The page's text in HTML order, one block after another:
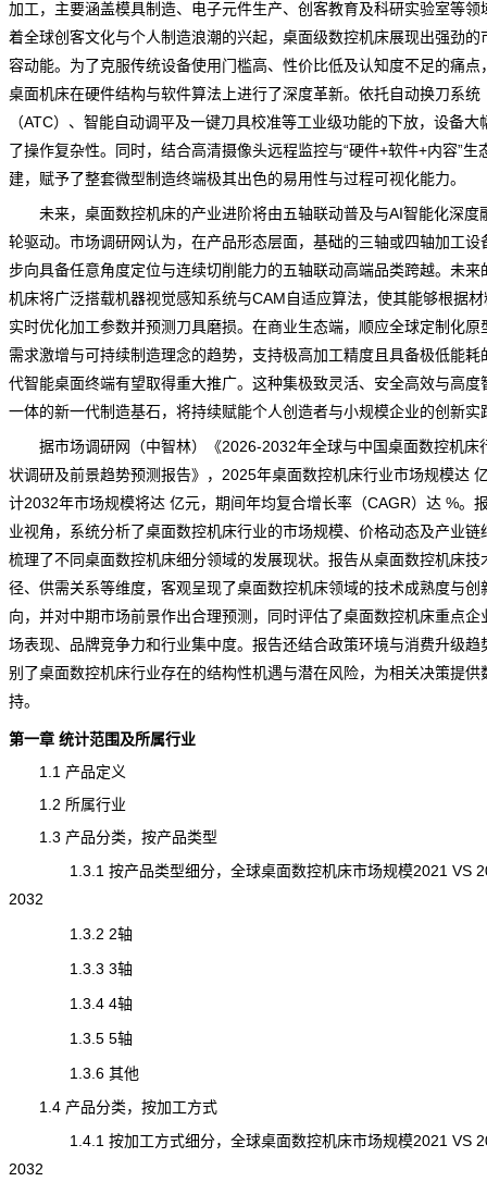
加工，主要涵盖模具制造、电子元件生产、创客教育及科研实验室等领
着全球创客文化与个人制造浪潮的兴起，桌面级数控机床展现出强劲的
容动能。为了克服传统设备使用门槛高、性价比低及认知度不足的痛点
桌面机床在硬件结构与软件算法上进行了深度革新。依托自动换刀系统
（ATC）、智能自动调平及一键刀具校准等工业级功能的下放，设备大
了操作复杂性。同时，结合高清摄像头远程监控与“硬件+软件+内容”生
建，赋予了整套微型制造终端极其出色的易用性与过程可视化能力。
未来，桌面数控机床的产业进阶将由五轴联动普及与AI智能化深度
轮驱动。 市场调研网认为，在产品形态层面，基础的三轴或四轴加工设
步向具备任意角度定位与连续切削能力的五轴联动高端品类跨越。未来
机床将广泛搭载机器视觉感知系统与CAM自适应算法，使其能够根据材
实时优化加工参数并预测 刀具磨损。在商业生态端，顺应全球定制化原
需求激增与可持续制造理念的趋势，支持极高加工精度且具备极低能耗
代智能桌面终端有望取得重大推广。这种集极致灵活、安全高效与高度
一体的新一代制造基石，将持续赋能个人创造者与小规模企业的创新实
据市场调研网（中智林）《2026-2032年全球与中国桌面数控机床
状调研及前景趋势预测报告》，2025年桌面数控机床行业市场规模达
计2032年市场规模将达 亿元，期间年均复合增长率（CAGR）达 %。
业视角，系统分析了桌面数控机床行业的市场规模、价格动态及产业链
梳理了不同桌面数控机床细分领域的发展现状。报告从桌面数控机床技
径、供需关系等维度，客观呈现了桌面数控机床领域的技术成熟度与创
向，并对中期市场前景作出合理预测，同时评估了桌面数控机床重点企
场表现、品牌竞争力和行业集中度。报告还结合政策环境与消费升级趋
别了桌面数控机床行业存在的结构性机遇与潜在风险，为相关决策提供
持。
第一章 统计范围及所属行业
1.1 产品定义
1.2 所属行业
1.3 产品分类，按产品类型
1.3.1 按产品类型细分，全球桌面数控机床市场规模2021 VS
2032
1.3.2 2轴
1.3.3 3轴
1.3.4 4轴
1.3.5 5轴
1.3.6 其他
1.4 产品分类，按加工方式
1.4.1 按加工方式细分，全球桌面数控机床市场规模2021 VS
2032